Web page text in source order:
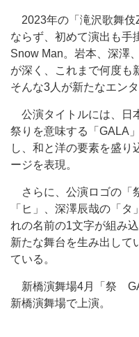
2023年の「滝沢歌舞伎
ならず、初めて演出も手
Snow Man。岩本、深澤
が深く、これまで何度も
そんな3人が新たなエン
公演タイトルには、日
祭りを意味する「GALA
し、和と洋の要素を盛り
ージを表現。
さらに、公演ロゴの「
「ヒ」、深澤辰哉の「
れの名前の1文字が組み
新たな舞台を生み出して
ている。
新橋演舞場4月「祭
新橋演舞場で上演。